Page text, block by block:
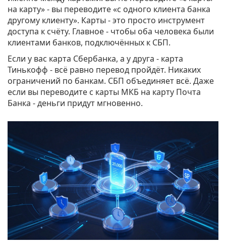
на карту» - вы переводите «с одного клиента банка
другому клиенту». Карты - это просто инструмент
доступа к счёту. Главное - чтобы оба человека были
клиентами банков, подключённых к СБП.
Если у вас карта Сбербанка, а у друга - карта
Тинькофф - всё равно перевод пройдёт. Никаких
ограничений по банкам. СБП объединяет всё. Даже
если вы переводите с карты МКБ на карту Почта
Банка - деньги придут мгновенно.